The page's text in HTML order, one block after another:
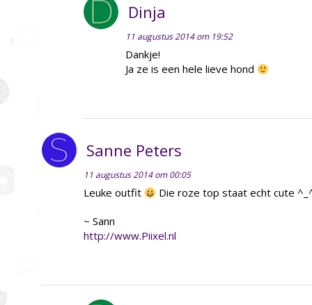
Dinja
11 augustus 2014 om 19:52
Dankje!
Ja ze is een hele lieve hond
Sanne Peters
11 augustus 2014 om 00:05
Leuke outfit Die roze top staat echt cute
~ Sann
http://www.Piixel.nl